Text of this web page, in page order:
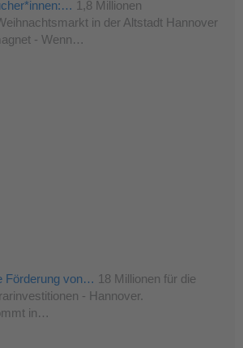
1,8 Millionen
in der Altstadt Hannover
- Wenn…
Förderung von… 18 Millionen für die
- Hannover.
in…